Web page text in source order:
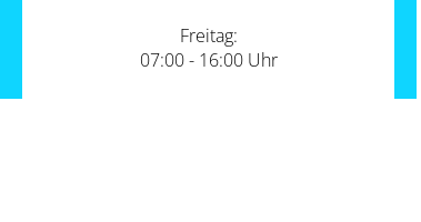
Freitag:
07:00 - 16:00 Uhr